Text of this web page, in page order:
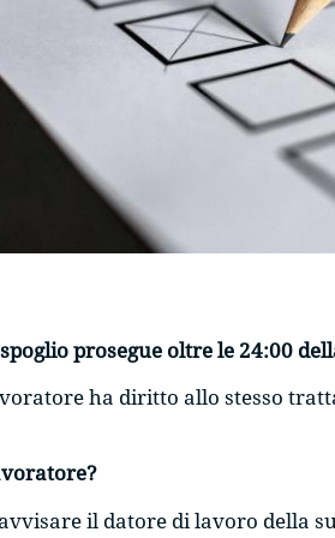
spoglio prosegue oltre le 24:00
ha diritto allo stesso
il datore di lavoro della